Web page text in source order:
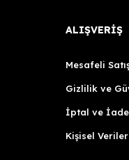
ALIŞVERİŞ
Mesafeli
Gizlilik ve
İptal ve İade
Kişisel